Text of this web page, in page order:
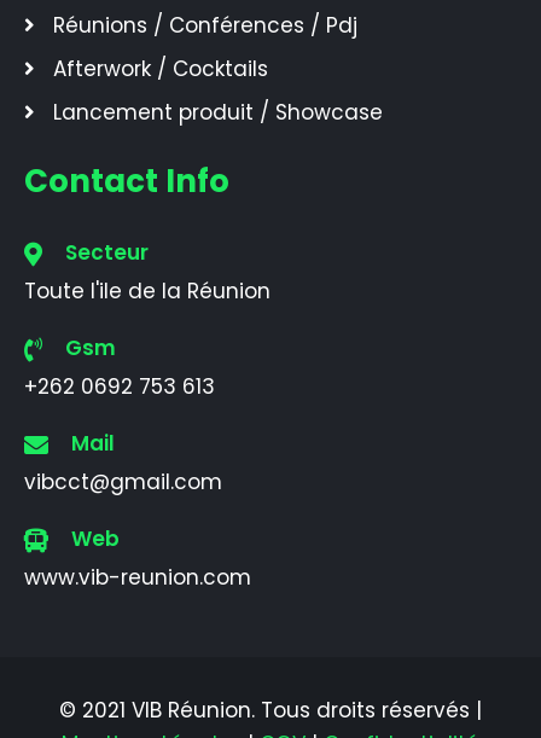
Réunions / Conférences / Pdj
Afterwork / Cocktails
Lancement produit / Showcase
Contact Info
Secteur
Toute l'ile de la Réunion
Gsm
+262 0692 753 613
Mail
vibcct@gmail.com
Web
www.vib-reunion.com
© 2021 VIB Réunion. Tous droits réservés |